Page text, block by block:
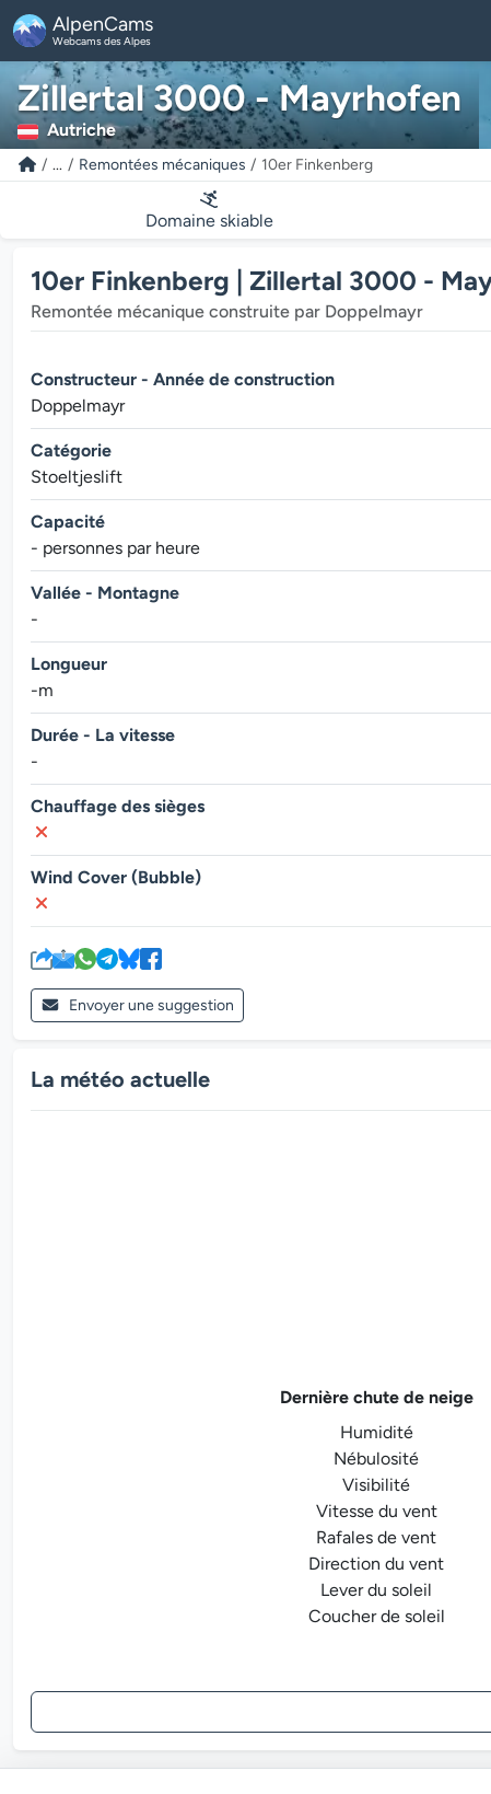
AlpenCams
Webcams des Alpes
Zillertal 3000 - Mayrhofen
Autriche
... Remontées mécaniques 10er Finkenberg
Domaine skiable
10er Finkenberg | Zillertal 3000 -
Remontée mécanique construite par Doppelmayr
Constructeur - Année de construction
Doppelmayr
Catégorie
Stoeltjeslift
Capacité
- personnes par heure
Vallée - Montagne
-
Longueur
-m
Durée - La vitesse
-
Chauffage des sièges
Wind Cover (Bubble)
Envoyer une suggestion
La météo actuelle
Dernière chute de neige
Humidité
Nébulosité
Visibilité
Vitesse du vent
Rafales de vent
Direction du vent
Lever du soleil
Coucher de soleil